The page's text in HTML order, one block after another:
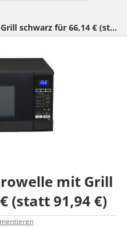
für 66,14 € (statt 91,94 €)
mit Grill
(statt 91,94 €)